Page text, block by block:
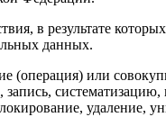
в результате
данных.
(операция) или
удаление,